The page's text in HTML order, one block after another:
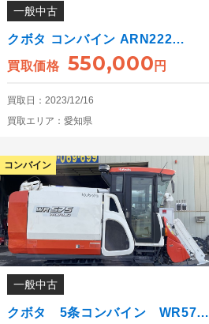
一般中古
クボタ コンバイン ARN222…
買取価格
550,000 円
買取日：2023/12/16
買取エリア：愛知県
コンバイン
一般中古
クボタ 5条コンバイン WR57…